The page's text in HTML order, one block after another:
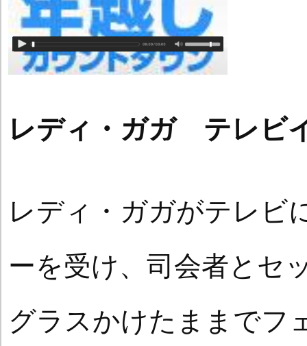
レディ・ガガ テレビ
レディ・ガガがテレビ
ーを受け、司会者とセ
グラスかけたままでフ